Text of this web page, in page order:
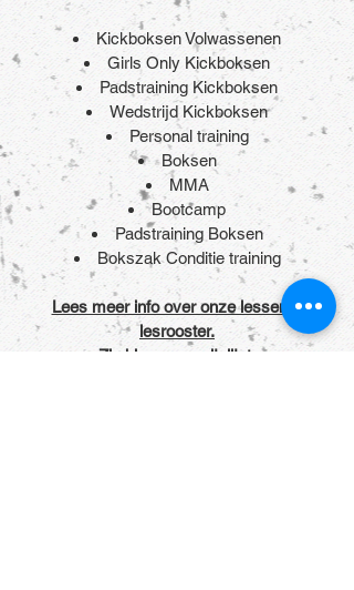
Kickboksen Volwassenen
Girls Only Kickboksen
Padstraining Kickboksen
Wedstrijd Kickboksen
Personal training
Boksen
MMA
Bootcamp
Padstraining Boksen
Bokszak Conditie training
Lees meer info over onze lessen &
lesrooster.
Zie hier onze prijslijst.